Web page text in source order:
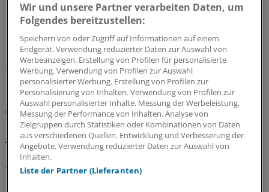
Ein Passus des Beitragssatzstabilisierungsgesetz sorgt
für Unruhe unter Ärztinnen und Ärzten. Stehen die
Praxisbesonderheiten auf der Kippe? Oder eher doch
nicht? Kassenärzte und Krankenkassen verhandeln.
06.08.2026
GKV-Spargesetz
Sparliste der KBV: So hoch könnten die Verluste
jeder Praxis sein
Die Kassenärztliche Bundesvereinigung hat eine Liste
vorgelegt, in der sie die möglichen finanziellen Folgen
Wir und unsere Partner verarbeiten Daten, um
Folgendes bereitzustellen:
Speichern von oder Zugriff auf Informationen auf einem
Endgerät. Verwendung reduzierter Daten zur Auswahl von
Werbeanzeigen. Erstellung von Profilen für personalisierte
Werbung. Verwendung von Profilen zur Auswahl
personalisierter Werbung. Erstellung von Profilen zur
Personalisierung von Inhalten. Verwendung von Profilen zur
Auswahl personalisierter Inhalte. Messung der Werbeleistung.
Messung der Performance von Inhalten. Analyse von
Zielgruppen durch Statistiken oder Kombinationen von Daten
aus verschiedenen Quellen. Entwicklung und Verbesserung der
Angebote. Verwendung reduzierter Daten zur Auswahl von
Inhalten.
Liste der Partner (Lieferanten)